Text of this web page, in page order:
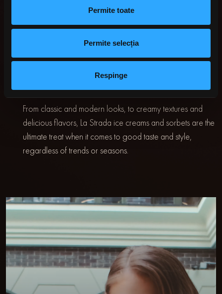
Permite toate
Permite selecția
Respinge
IDENTIY
From classic and modern looks, to creamy textures and
delicious flavors, La Strada ice creams and sorbets are the
ultimate treat when it comes to good taste and style,
regardless of trends or seasons.